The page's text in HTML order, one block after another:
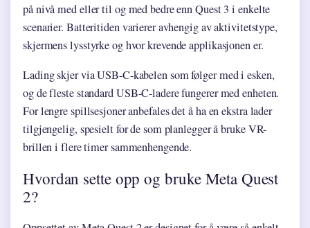
på nivå med eller til og med bedre enn Quest 3 i enkelte
scenarier. Batteritiden varierer avhengig av aktivitetstype,
skjermens lysstyrke og hvor krevende applikasjonen er.
Lading skjer via USB-C-kabelen som følger med i esken,
og de fleste standard USB-C-ladere fungerer med enheten.
For lengre spillsesjoner anbefales det å ha en ekstra lader
tilgjengelig, spesielt for de som planlegger å bruke VR-
brillen i flere timer sammenhengende.
Hvordan sette opp og bruke Meta Quest
2?